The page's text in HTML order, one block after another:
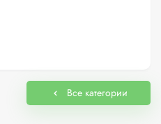
Все категории